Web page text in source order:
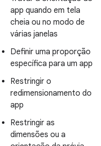
app quando em tela
cheia ou no modo de
várias janelas
Definir uma proporção
específica para um app
Restringir o
redimensionamento do
app
Restringir as
dimensões ou a